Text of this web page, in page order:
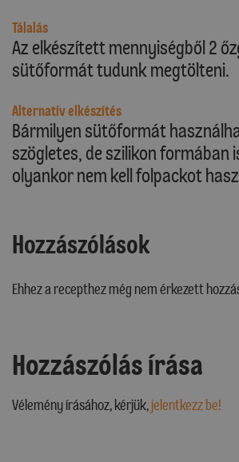
Tálalás
Az elkészített mennyiségből 2
sütőformát tudunk megtölteni.
Alternatív elkészítés
Bármilyen sütőformát
szögletes, de szilikon formában
olyankor nem kell folpackot
Hozzászólások
Ehhez a recepthez még nem érkezett
Hozzászólás írása
Vélemény írásához, kérjük,jelentkezz be!